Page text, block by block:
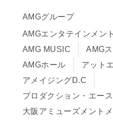
入学までの流れ
学費サポート・各種
学費について
Q&A
サイトポリシー
在校生・保護者の方へ
卒業生の皆様へ
AMGグループ
AMGエンタテインメント
AMG MUSIC
AMG
AMGホール
アット
アメイジングD.C
プロダクション・エース
大阪アミューズメント